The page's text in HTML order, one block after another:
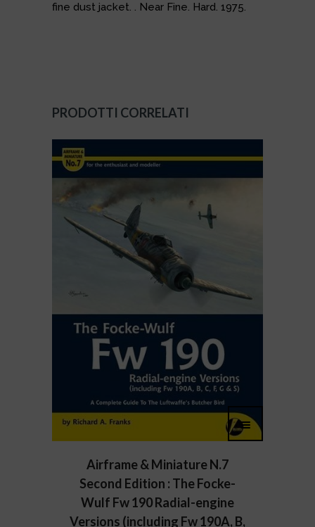
fine dust jacket. . Near Fine. Hard. 1975.
PRODOTTI CORRELATI
Airframe & Miniature N.7
Second Edition : The Focke-
Wulf Fw 190 Radial-engine
Versions (including Fw 190A, B,